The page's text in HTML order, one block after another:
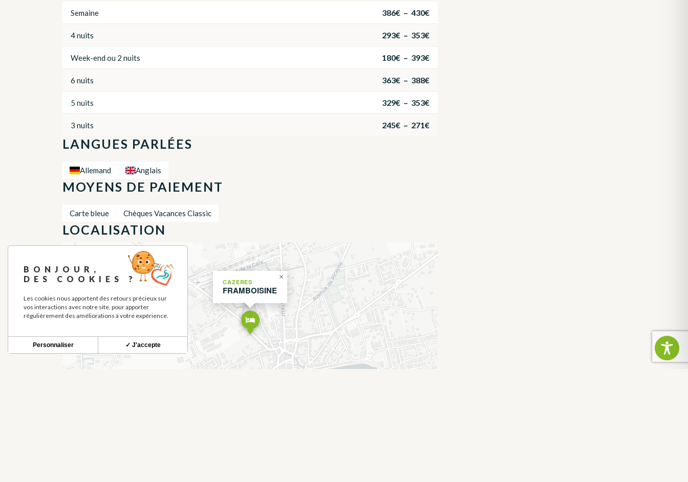
Semaine 386€ – 430€
4 nuits 293€ – 353€
Week-end ou 2 nuits 180€ – 393€
6 nuits 363€ – 388€
5 nuits 329€ – 353€
3 nuits 245€ – 271€
LANGUES PARLÉES
Allemand Anglais
MOYENS DE PAIEMENT
Carte bleue Chèques Vacances Classic
LOCALISATION
CAZERES
FRAMBOISINE
×
−
BONJOUR,
DES COOKIES ?
Les cookies nous apportent des retours précieux sur
vos interactions avec notre site, pour apporter
régulièrement des améliorations à votre expérience.
✓ J'accepte
Personnaliser